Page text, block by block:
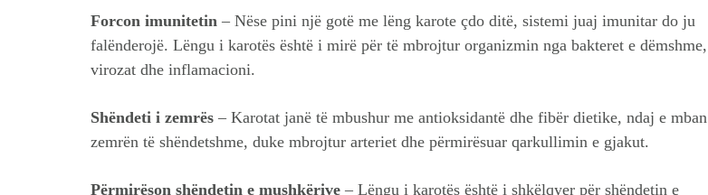
Forcon imunitetin – Nëse pini një gotë me lëng karote çdo ditë, sistemi juaj imunitar do ju
falënderojë. Lëngu i karotës është i mirë për të mbrojtur organizmin nga bakteret e dëmshme,
virozat dhe inflamacioni.
Shëndeti i zemrës – Karotat janë të mbushur me antioksidantë dhe fibër dietike, ndaj e mban
zemrën të shëndetshme, duke mbrojtur arteriet dhe përmirësuar qarkullimin e gjakut.
Përmirëson shëndetin e mushkërive – Lëngu i karotës është i shkëlqyer për shëndetin e